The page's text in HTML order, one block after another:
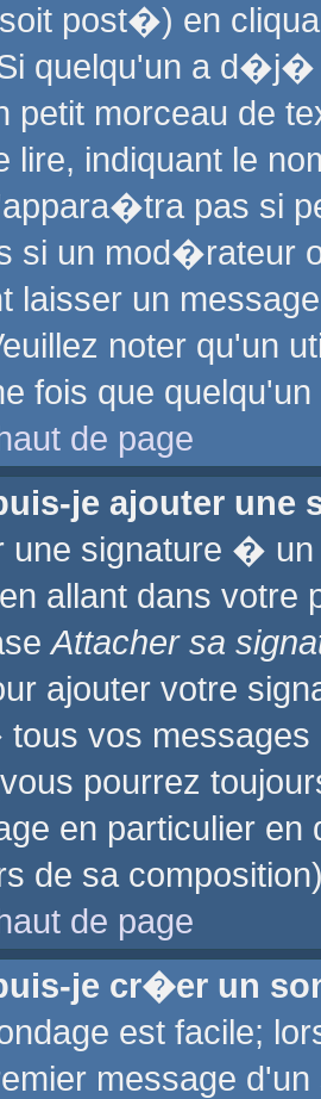
post�) en
quelqu'un a
petit morceau de
lire, indiquant le
pas si
si un mod�rateur
laisser un
noter qu'un
fois que
de page
je ajouter une
une signature �
allant dans
Attacher sa
ajouter votre
vos
pourrez
en particulier
de sa
de page
je cr�er un
est facile;
message